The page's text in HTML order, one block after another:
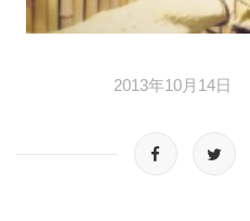
2013年10月14日